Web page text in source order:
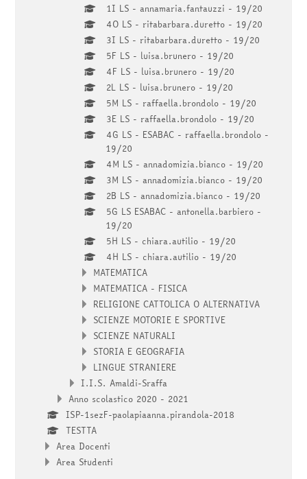
1I LS - annamaria.fantauzzi - 19/20
4O LS - ritabarbara.duretto - 19/20
3I LS - ritabarbara.duretto - 19/20
5F LS - luisa.brunero - 19/20
4F LS - luisa.brunero - 19/20
2L LS - luisa.brunero - 19/20
5M LS - raffaella.brondolo - 19/20
3E LS - raffaella.brondolo - 19/20
4G LS - ESABAC - raffaella.brondolo -
19/20
4M LS - annadomizia.bianco - 19/20
3M LS - annadomizia.bianco - 19/20
2B LS - annadomizia.bianco - 19/20
5G LS ESABAC - antonella.barbiero -
19/20
5H LS - chiara.autilio - 19/20
4H LS - chiara.autilio - 19/20
MATEMATICA
MATEMATICA - FISICA
RELIGIONE CATTOLICA O ALTERNATIVA
SCIENZE MOTORIE E SPORTIVE
SCIENZE NATURALI
STORIA E GEOGRAFIA
LINGUE STRANIERE
I.I.S. Amaldi-Sraffa
Anno scolastico 2020 - 2021
ISP-1sezF-paolapiaanna.pirandola-2018
TESTTA
Area Docenti
Area Studenti